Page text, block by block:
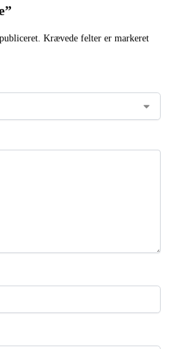
Krævede felter er markeret